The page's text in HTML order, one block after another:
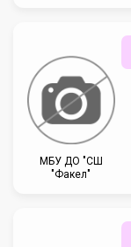
МБУ ДО "СШ
"Факел"